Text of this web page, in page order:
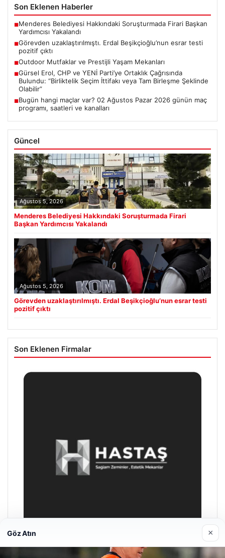
Son Eklenen Haberler
■Menderes Belediyesi Hakkındaki Soruşturmada Firari Başkan
Yardımcısı Yakalandı
■Görevden uzaklaştırılmıştı. Erdal Beşikçioğlu’nun esrar testi
pozitif çıktı
■Outdoor Mutfaklar ve Prestijli Yaşam Mekanları
■Gürsel Erol, CHP ve YENİ Parti’ye Ortaklık Çağrısında
Bulundu: “Birliktelik Seçim İttifakı veya Tam Birleşme Şeklinde
Olabilir”
■Bugün hangi maçlar var? 02 Ağustos Pazar 2026 günün maç
programı, saatleri ve kanalları
Güncel
Ağustos 5, 2026
Menderes Belediyesi Hakkındaki Soruşturmada Firari
Başkan Yardımcısı Yakalandı
Ağustos 5, 2026
Görevden uzaklaştırılmıştı. Erdal Beşikçioğlu’nun esrar testi
pozitif çıktı
Son Eklenen Firmalar
Göz Atın ×